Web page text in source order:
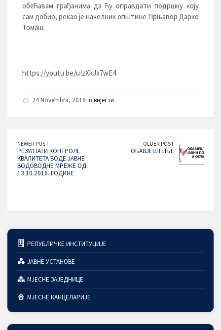
обећавам грађанима да ћу оправдати подршку коју
сам добио, рекао је начелник општине Прњавор Дарко
Томаш.
https://youtu.be/uIzXkJa7wE4
24 Novembra, 2016 in вијести
NEWER POST
РЕЗУЛТАТИ КОНТРОЛЕ
КВАЛИТЕТА ВОДЕ ЈАВНЕ
ВОДОВОДНЕ МРЕЖЕ ОД
13.10.2016. ГОДИНЕ
OLDER POST
ОБАВЈЕШТЕЊЕ
РЕПУБЛИЧКЕ ИНСТИТУЦИЈЕ
ЈАВНЕ УСТАНОВЕ
МЈЕСНЕ ЗАЈЕДНИЦЕ
МЈЕСНЕ КАНЦЕЛАРИЈЕ